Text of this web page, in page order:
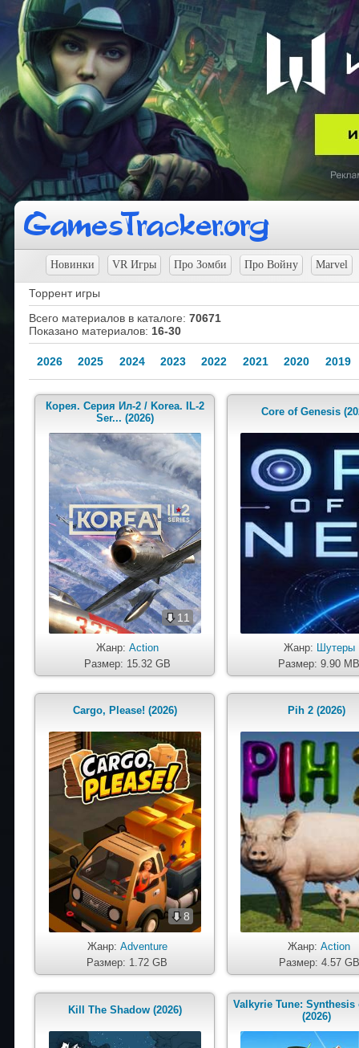
Новинки VR Игры Про Зомби Про Войну Marvel
Торрент игры
Всего материалов в каталоге: 70671
Показано материалов: 16-30
2026 2025 2024 2023 2022 2021 2020 2019
Корея. Серия Ил-2 / Korea. IL-2
Ser... (2026)
11
Жанр: Action
Размер: 15.32 GB
Core of Genesis
Жанр:
Шутеры
Размер: 9.90
Cargo, Please! (2026)
8
Жанр: Adventure
Размер: 1.72 GB
Pih 2 (2026)
Жанр:Action
Размер: 4.57 GB
Kill The Shadow (2026)
Valkyrie Tune:
(2026)